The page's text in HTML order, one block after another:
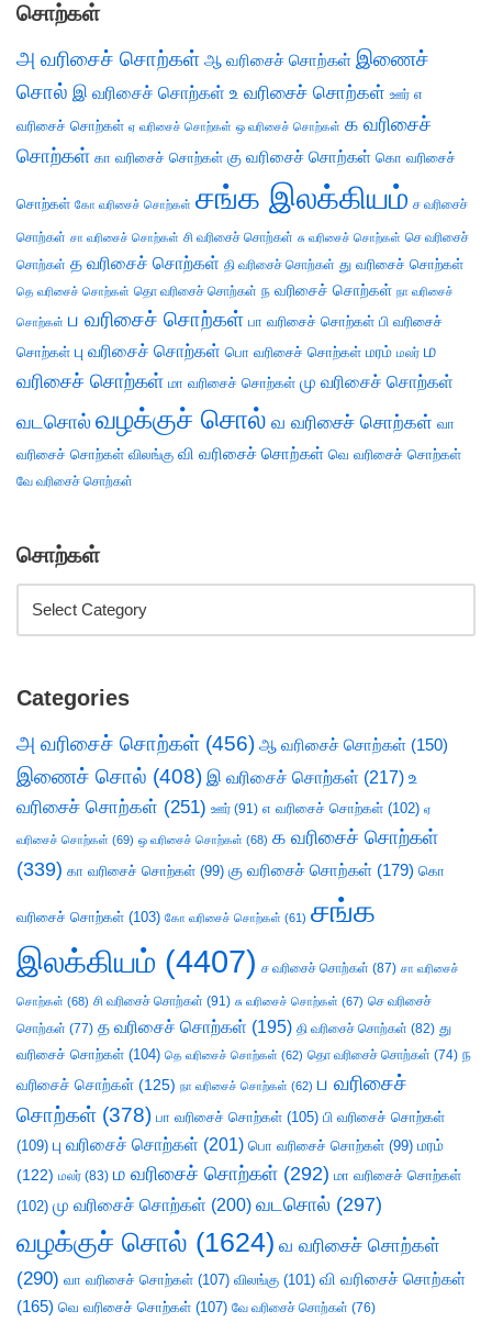
சொற்கள்
அ வரிசைச் சொற்கள் ஆ வரிசைச் சொற்கள் இணைச்
சொல் இ வரிசைச் சொற்கள் உ வரிசைச் சொற்கள் ஊர் எ
வரிசைச் சொற்கள் ஏ வரிசைச் சொற்கள் ஒ வரிசைச் சொற்கள் க வரிசைச்
சொற்கள் கா வரிசைச் சொற்கள் கு வரிசைச் சொற்கள் கொ வரிசைச்
சொற்கள் கோ வரிசைச் சொற்கள் சங்க இலக்கியம் ச வரிசைச்
சொற்கள் சா வரிசைச் சொற்கள் சி வரிசைச் சொற்கள் சு வரிசைச் சொற்கள் செ வரிசைச்
சொற்கள் த வரிசைச் சொற்கள் தி வரிசைச் சொற்கள் து வரிசைச் சொற்கள்
தெ வரிசைச் சொற்கள் தொ வரிசைச் சொற்கள் ந வரிசைச் சொற்கள் நா வரிசைச்
சொற்கள் ப வரிசைச் சொற்கள் பா வரிசைச் சொற்கள் பி வரிசைச்
சொற்கள் பு வரிசைச் சொற்கள் பொ வரிசைச் சொற்கள் மரம் மலர் ம
வரிசைச் சொற்கள் மா வரிசைச் சொற்கள் மு வரிசைச் சொற்கள்
வடசொல் வழக்குச் சொல் வ வரிசைச் சொற்கள் வா
வரிசைச் சொற்கள் விலங்கு வி வரிசைச் சொற்கள் வெ வரிசைச் சொற்கள்
வே வரிசைச் சொற்கள்
சொற்கள்
Categories
அ வரிசைச் சொற்கள் (456) ஆ வரிசைச் சொற்கள் (150)
இணைச் சொல் (408) இ வரிசைச் சொற்கள் (217) உ
வரிசைச் சொற்கள் (251) ஊர் (91) எ வரிசைச் சொற்கள் (102) ஏ
வரிசைச் சொற்கள் (69) ஒ வரிசைச் சொற்கள் (68) க வரிசைச் சொற்கள்
(339) கா வரிசைச் சொற்கள் (99) கு வரிசைச் சொற்கள் (179) கொ
வரிசைச் சொற்கள் (103) கோ வரிசைச் சொற்கள் (61) சங்க
இலக்கியம் (4407) ச வரிசைச் சொற்கள் (87) சா வரிசைச்
சொற்கள் (68) சி வரிசைச் சொற்கள் (91) சு வரிசைச் சொற்கள் (67) செ வரிசைச்
சொற்கள் (77) த வரிசைச் சொற்கள் (195) தி வரிசைச் சொற்கள் (82) து
வரிசைச் சொற்கள் (104) தெ வரிசைச் சொற்கள் (62) தொ வரிசைச் சொற்கள் (74) ந
வரிசைச் சொற்கள் (125) நா வரிசைச் சொற்கள் (62) ப வரிசைச்
சொற்கள் (378) பா வரிசைச் சொற்கள் (105) பி வரிசைச் சொற்கள்
(109) பு வரிசைச் சொற்கள் (201) பொ வரிசைச் சொற்கள் (99) மரம்
(122) மலர் (83) ம வரிசைச் சொற்கள் (292) மா வரிசைச் சொற்கள்
(102) மு வரிசைச் சொற்கள் (200) வடசொல் (297)
வழக்குச் சொல் (1624) வ வரிசைச் சொற்கள்
(290) வா வரிசைச் சொற்கள் (107) விலங்கு (101) வி வரிசைச் சொற்கள்
(165) வெ வரிசைச் சொற்கள் (107) வே வரிசைச் சொற்கள் (76)